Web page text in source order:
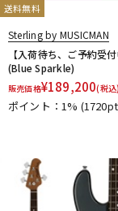
送料無料
Sterling by MUSICMAN
【入荷待ち、ご予約受
(Blue Sparkle)
販売価格¥189,200(税込)
ポイント：1%